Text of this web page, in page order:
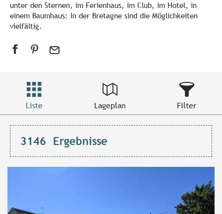
unter den Sternen, im Ferienhaus, im Club, im Hotel, in
einem Baumhaus: In der Bretagne sind die Möglichkeiten
vielfältig.
Liste Lageplan Filter
3146 Ergebnisse